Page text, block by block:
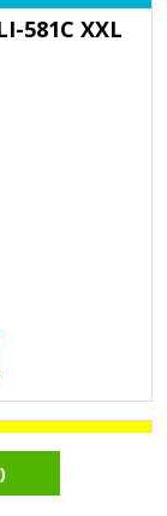
581C XXL
581Y XXL